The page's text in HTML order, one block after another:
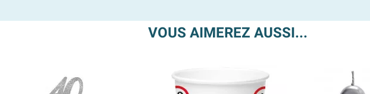
VOUS AIMEREZ AUSSI...